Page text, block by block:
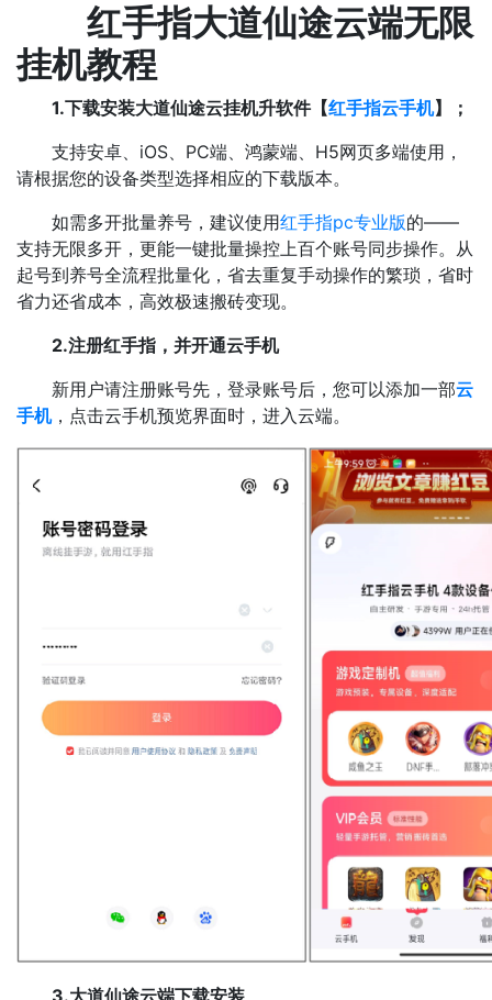
红手指大道仙途云端无限
挂机教程
1.下载安装大道仙途云挂机升软件【红手指云手机】；
支持安卓、iOS、PC端、鸿蒙端、H5网页多端使用，
请根据您的设备类型选择相应的下载版本。
如需多开批量养号，建议使用红手指pc专业版的——
支持无限多开，更能一键批量操控上百个账号同步操作。从
起号到养号全流程批量化，省去重复手动操作的繁琐，省时
省力还省成本，高效极速搬砖变现。
2.注册红手指，并开通云手机
新用户请注册账号先，登录账号后，您可以添加一部云
手机，点击云手机预览界面时，进入云端。
3.大道仙途云端下载安装